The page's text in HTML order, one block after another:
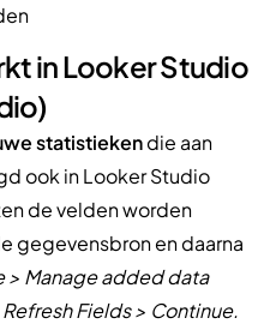
in Looker Studio
statistiekendie aan
ook in Looker Studio
de velden worden
gegevensbron en daarna
> Manage added data
Fields > Continue.